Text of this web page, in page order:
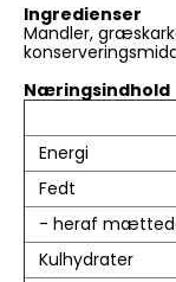
Ingredienser
Mandler,
Næringsindhold
Energi
Fedt
- heraf
Kulhydrater